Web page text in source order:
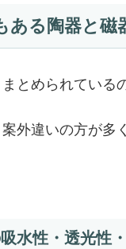
ある陶器と磁
とめられている
案外違いの方が多
水性・透光性